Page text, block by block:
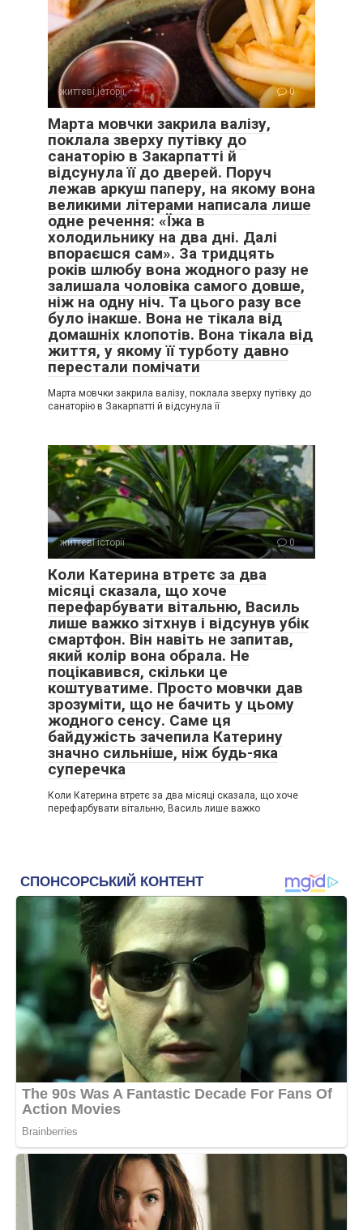
життєві історії 0
Марта мовчки закрила валізу,
поклала зверху путівку до
санаторію в Закарпатті й
відсунула її до дверей. Поруч
лежав аркуш паперу, на якому вона
великими літерами написала лише
одне речення: «Їжа в
холодильнику на два дні. Далі
впораєшся сам». За тридцять
років шлюбу вона жодного разу не
залишала чоловіка самого довше,
ніж на одну ніч. Та цього разу все
було інакше. Вона не тікала від
домашніх клопотів. Вона тікала від
життя, у якому її турботу давно
перестали помічати
Марта мовчки закрила валізу, поклала зверху путівку до
санаторію в Закарпатті й відсунула її
життєві історії 0
Коли Катерина втретє за два
місяці сказала, що хоче
перефарбувати вітальню, Василь
лише важко зітхнув і відсунув убік
смартфон. Він навіть не запитав,
який колір вона обрала. Не
поцікавився, скільки це
коштуватиме. Просто мовчки дав
зрозуміти, що не бачить у цьому
жодного сенсу. Саме ця
байдужість зачепила Катерину
значно сильніше, ніж будь-яка
суперечка
Коли Катерина втретє за два місяці сказала, що хоче
перефарбувати вітальню, Василь лише важко